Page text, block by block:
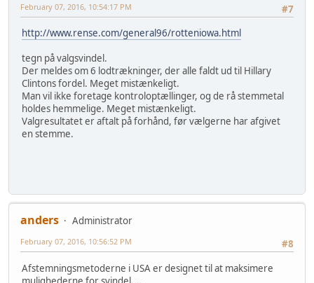
#7
February 07, 2016, 10:54:17 PM
http://www.rense.com/general96/rotteniowa.html
tegn på valgsvindel.
Der meldes om 6 lodtrækninger, der alle faldt ud til Hillary
Clintons fordel. Meget mistænkeligt.
Man vil ikke foretage kontroloptællinger, og de rå stemmetal
holdes hemmelige. Meget mistænkeligt.
Valgresultatet er aftalt på forhånd, før vælgerne har afgivet
en stemme.
anders
Administrator
#8
February 07, 2016, 10:56:52 PM
Afstemningsmetoderne i USA er designet til at maksimere